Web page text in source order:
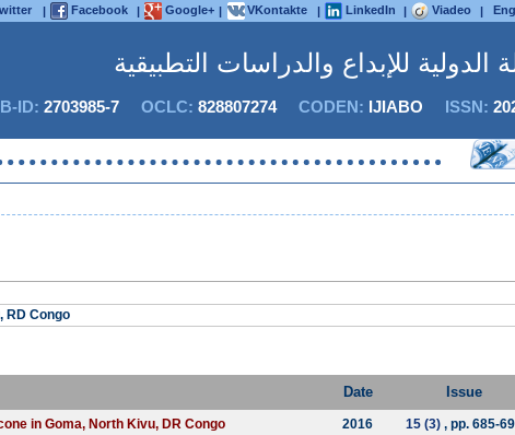
| Facebook | Google+ | VKontakte | LinkedIn | Viadeo |
الدولية للإبداع والدراسات التطبيقية
ID: 2703985-7 OCLC: 828807274CODEN: IJIABO ISSN:
RD Congo
Date Issue
in Goma, North Kivu, DR Congo
2016 15 (3), pp. 685-